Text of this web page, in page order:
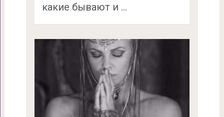
какие бывают и …